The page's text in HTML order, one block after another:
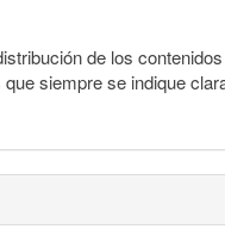
de los
siempre se indique